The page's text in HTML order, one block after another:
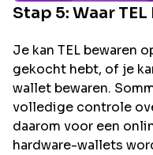
Stap 5: Waar TEL
Je kan TEL bewaren
gekocht hebt, of je
wallet bewaren.
volledige controle
daarom voor een
hardware-wallets